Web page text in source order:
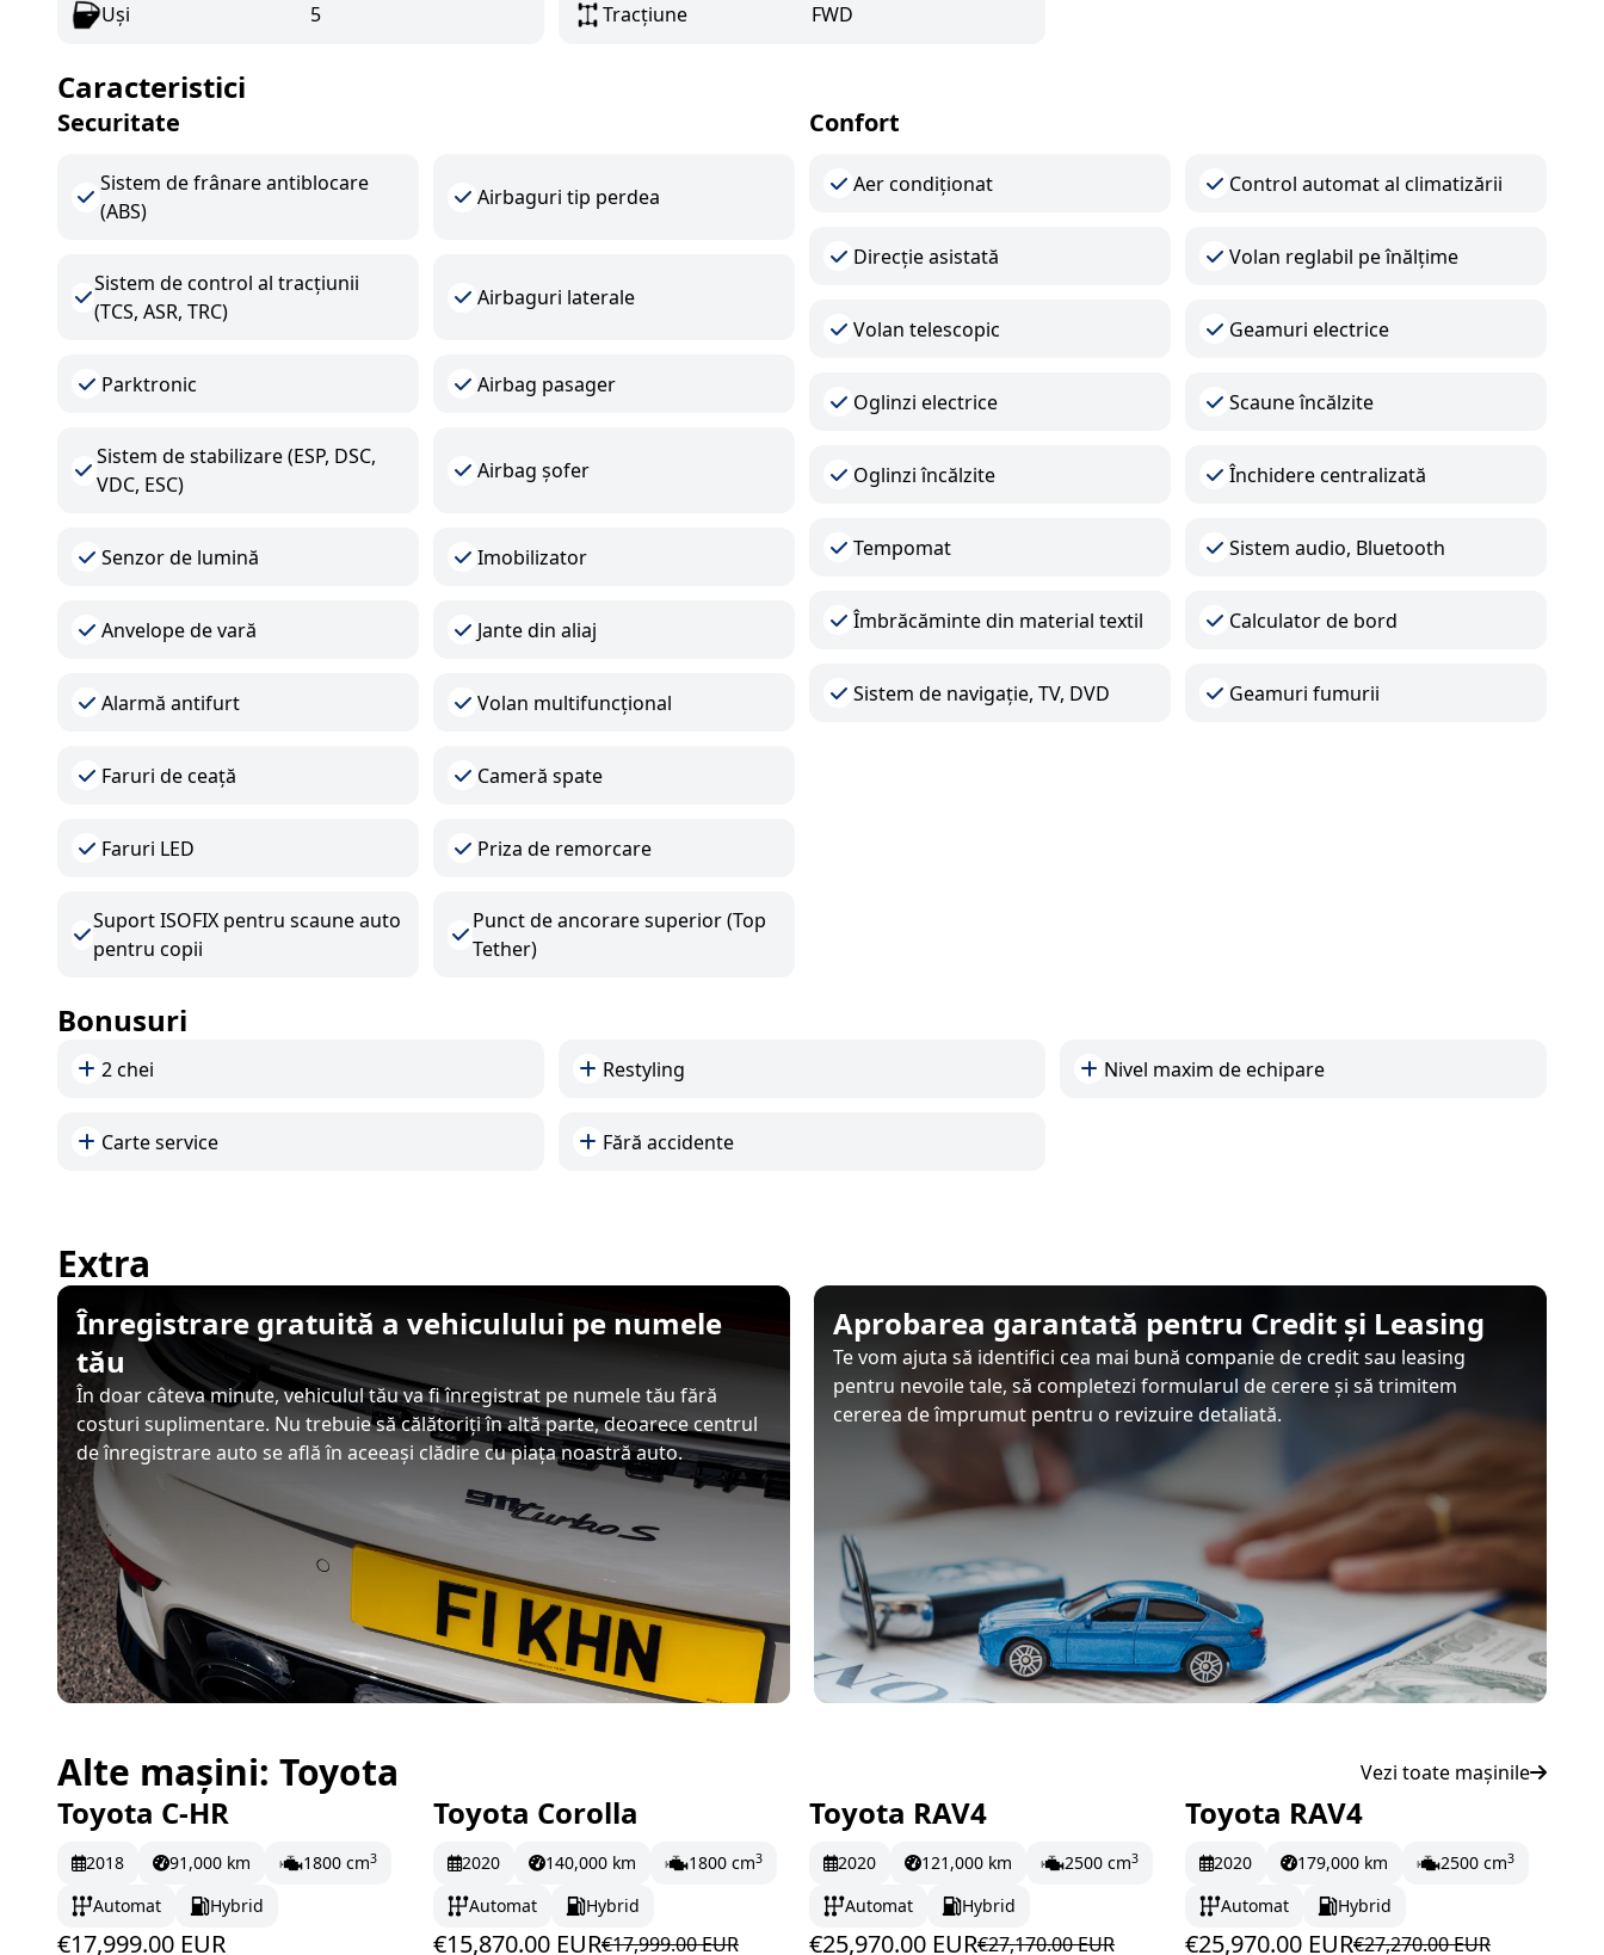
Uși 5 Tracțiune FWD
Caracteristici
Securitate
Sistem de frânare antiblocare
(ABS)
Airbaguri tip perdea
Sistem de control al tracțiunii
(TCS, ASR, TRC)
Airbaguri laterale
Parktronic Airbag pasager
Sistem de stabilizare (ESP, DSC,
VDC, ESC)
Airbag șofer
Senzor de lumină Imobilizator
Anvelope de vară Jante din aliaj
Alarmă antifurt Volan multifuncțional
Faruri de ceață Cameră spate
Faruri LED Priza de remorcare
Suport ISOFIX pentru scaune auto
pentru copii
Punct de ancorare superior (Top
Tether)
Confort
Aer condiționat Control automat al climatizării
Direcție asistată Volan reglabil pe înălțime
Volan telescopic Geamuri electrice
Oglinzi electrice Scaune încălzite
Oglinzi încălzite Închidere centralizată
Tempomat Sistem audio, Bluetooth
Îmbrăcăminte din material textil Calculator de bord
Sistem de navigație, TV, DVD Geamuri fumurii
Bonusuri
2 chei Restyling Nivel maxim de echipare
Carte service Fără accidente
Extra
Înregistrare gratuită a vehiculului pe numele
tău
În doar câteva minute, vehiculul tău va fi înregistrat pe numele tău fără
costuri suplimentare. Nu trebuie să călătoriți în altă parte, deoarece centrul
de înregistrare auto se află în aceeași clădire cu piața noastră auto.
Aprobarea garantată pentru Credit și Leasing
Te vom ajuta să identifici cea mai bună companie de credit sau leasing
pentru nevoile tale, să completezi formularul de cerere și să trimitem
cererea de împrumut pentru o revizuire detaliată.
Alte mașini: Toyota Vezi toate mașinile
În stoc 299.98 EUR/lună
Toyota C-HR
2018 91,000 km 1800 cm3
Automat Hybrid
€17,999.00 EUR
În stoc 264.5 EUR/lună
Toyota Corolla
2020 140,000 km 1800 cm3
Automat Hybrid
€15,870.00 EUR€17,999.00 EUR
În stoc 432.83 EUR/lună
Toyota RAV4
2020 121,000 km 2500 cm3
Automat Hybrid
€25,970.00 EUR€27,170.00 EUR
În stoc 432.83 EUR/lună
Toyota RAV4
2020 179,000 km 2500 cm3
Automat Hybrid
€25,970.00 EUR€27,270.00 EUR